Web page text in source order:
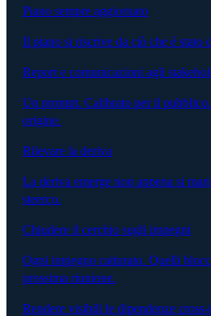
Piano sempre aggiornato
Il piano si riscrive da ciò che è stato
Report e comunicazioni agli
Un prompt. Calibrato per il
origine.
Rilevare la deriva
La deriva emerge non appena si
steerco.
Chiudere il cerchio sugli impegni
Ogni impegno catturato. Quelli
prossima riunione.
Rendere visibili le dipendenze cross-